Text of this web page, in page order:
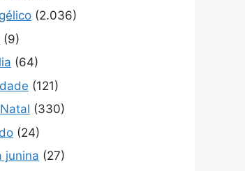
(2.036)
(9)
(64)
(121)
(330)
(24)
junina (27)